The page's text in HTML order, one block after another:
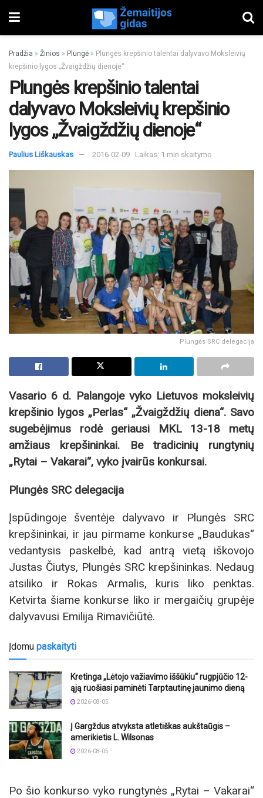
Pradžia » Žinios » Plungė » Plungės krepšinio talentai dalyvavo Moksleivių
krepšinio lygos „Žvaigždžių dienoje“
Plungės krepšinio talentai
dalyvavo Moksleivių krepšinio
lygos „Žvaigždžių dienoje“
Paulius Liškauskas 2016-02-09 Laikas: 1 min skaitymo
Plungės SRC delegacija
Vasario 6 d. Palangoje vyko Lietuvos moksleivių
krepšinio lygos „Perlas“ „Žvaigždžių diena“. Savo
sugebėjimus rodė geriausi MKL 13-18 metų
amžiaus krepšininkai. Be tradicinių rungtynių
„Rytai – Vakarai“, vyko įvairūs konkursai.
Plungės SRC delegacija
Įspūdingoje šventėje dalyvavo ir Plungės SRC
krepšininkai, ir jau pirmame konkurse „Baudukas“
vedantysis paskelbė, kad antrą vietą iškovojo
Justas Čiutys, Plungės SRC krepšininkas. Nedaug
atsiliko ir Rokas Armalis, kuris liko penktas.
Ketvirta šiame konkurse liko ir mergaičių grupėje
dalyvavusi Emilija Rimavičiūtė.
Įdomu paskaityti
Kretinga „Lėtojo važiavimo iššūkiu“ rugpjūčio 12-
ąją ruošiasi paminėti Tarptautinę jaunimo dieną
2026-08-05
Į Gargždus atvyksta atletiškas aukštaūgis –
amerikietis L. Wilsonas
2026-08-05
Po šio konkurso vyko rungtynės „Rytai – Vakarai“